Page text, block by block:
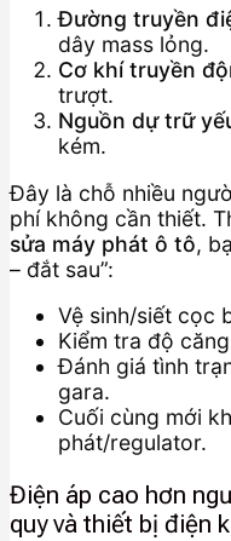
Đường truyền
dây mass lỏng.
Cơ khí truyền
trượt.
Nguồn dự trữ
kém.
Đây là chỗ nhiều
phí không cần thiết.
sửa máy phát ô tô,
– đắt sau”:
Vệ sinh/siết cọc
Kiểm tra độ
Đánh giá tình
gara.
Cuối cùng mới
phát/regulator.
Điện áp cao hơn
quy và thiết bị điện